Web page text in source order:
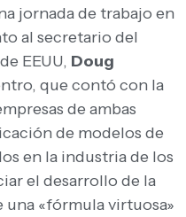
jornada de trabajo en
al secretario del
EEUU, Doug
que contó con la
de ambas
de modelos de
en la industria de los
el desarrollo de la
una «fórmula virtuosa»